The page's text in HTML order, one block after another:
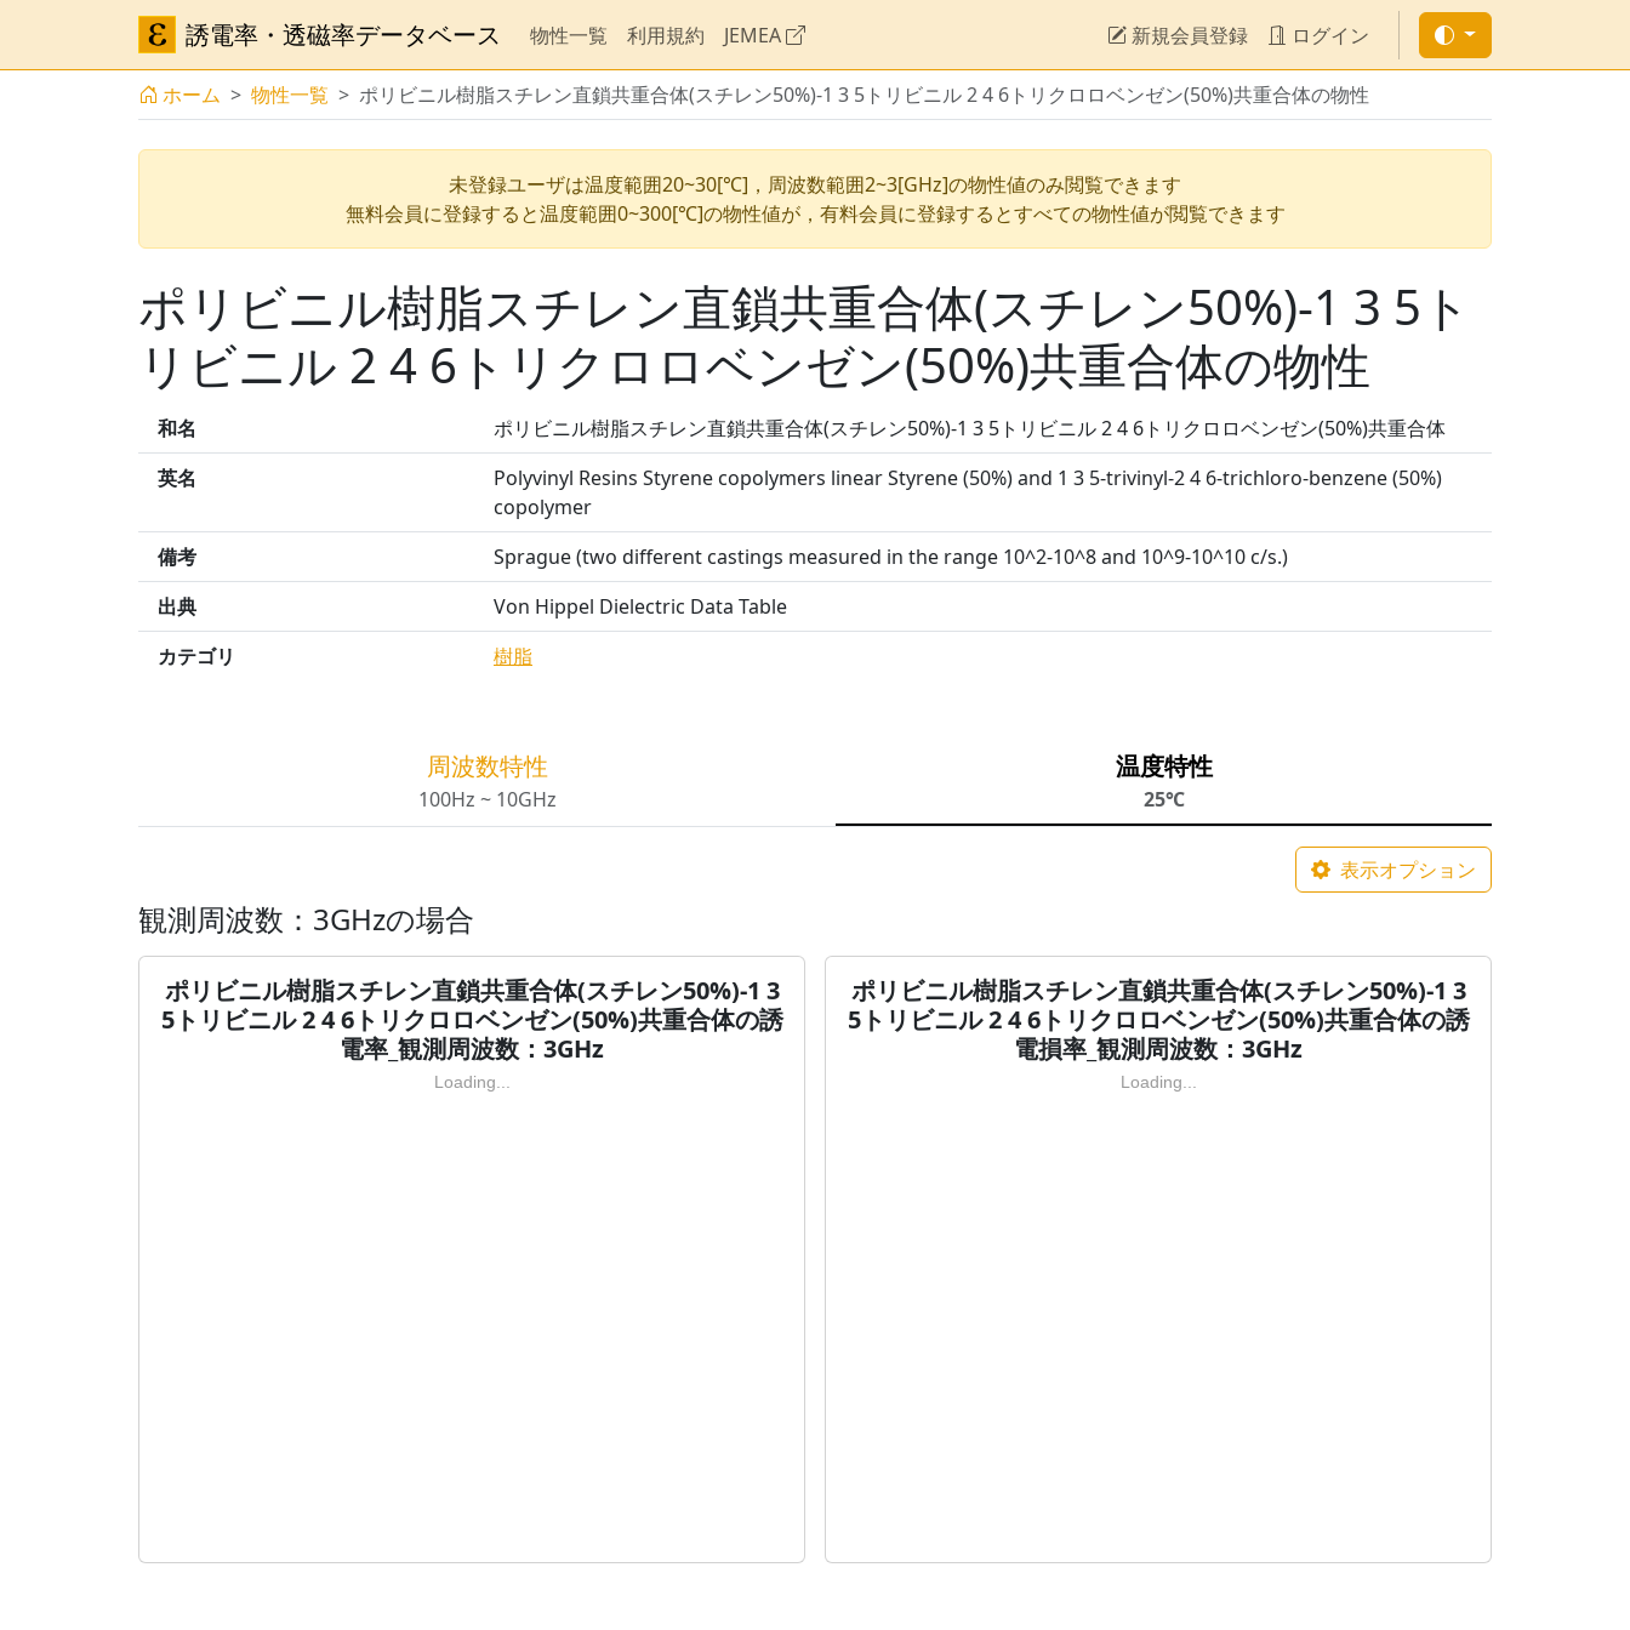
誘電率・透磁率データベース 物性一覧 利用規約 JEMEA 新規会員登録 ログイン
ホーム 物性一覧 ポリビニル樹脂スチレン直鎖共重合体(スチレン50%)-1 3 5トリビニル 2 4 6トリクロロベンゼン(50%)共重合体の物性
未登録ユーザは温度範囲20~30[℃]，周波数範囲2~3[GHz]の物性値のみ閲覧できます
無料会員に登録すると温度範囲0~300[℃]の物性値が，有料会員に登録するとすべての物性値が閲覧できます
ポリビニル樹脂スチレン直鎖共重合体(スチレン50%)-1 3 5ト
リビニル 2 4 6トリクロロベンゼン(50%)共重合体の物性
和名
ポリビニル樹脂スチレン直鎖共重合体(スチレン50%)-1 3 5トリビニル 2 4 6トリクロロベンゼン(50%)共重合体
英名
Polyvinyl Resins Styrene copolymers linear Styrene (50%) and 1 3 5-trivinyl-2 4 6-trichloro-benzene (50%)
copolymer
備考
Sprague (two different castings measured in the range 10^2-10^8 and 10^9-10^10 c/s.)
出典
Von Hippel Dielectric Data Table
カテゴリ
樹脂
周波数特性
100Hz ~ 10GHz
温度特性
25℃
表示オプション
観測周波数：3GHzの場合
ポリビニル樹脂スチレン直鎖共重合体(スチレン50%)-1 3
5トリビニル 2 4 6トリクロロベンゼン(50%)共重合体の誘
電率_観測周波数：3GHz
Loading...
ポリビニル樹脂スチレン直鎖共重合体(スチレン50%)-1 3
5トリビニル 2 4 6トリクロロベンゼン(50%)共重合体の誘
電損率_観測周波数：3GHz
Loading...